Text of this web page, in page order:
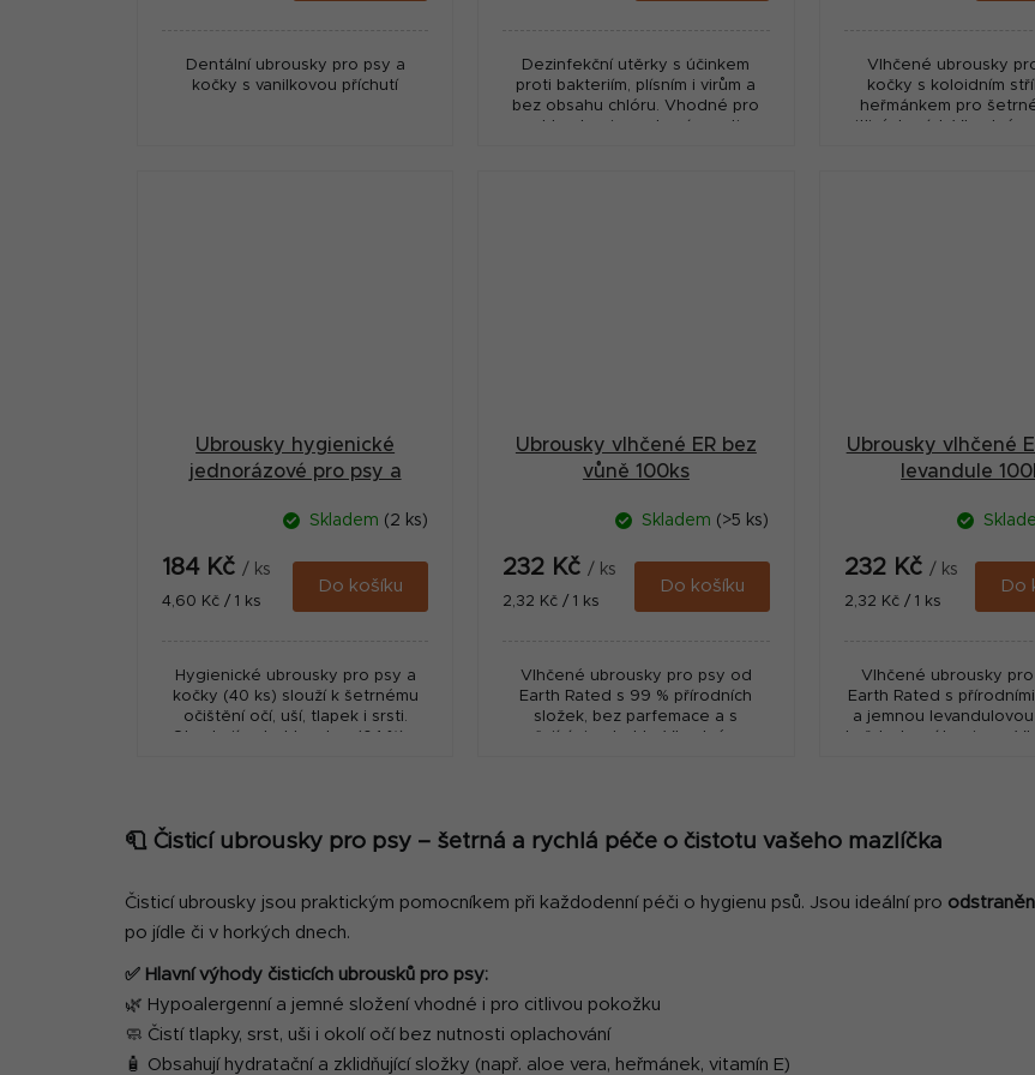
Dentální ubrousky pro psy a
kočky s vanilkovou příchutí
Dezinfekční utěrky s účinkem
proti bakteriím, plísním i virům a
bez obsahu chlóru. Vhodné pro
rychlou hygienu domácnosti s
Vlhčené ubrousky
kočky s koloidním
heřmánkem pro
citlivých míst. Vhodné
Ubrousky hygienické
jednorázové pro psy a
Skladem (2 ks)
184 Kč / ks
Měrná
4,60 Kč / 1 ks
Do košíku
Hygienické ubrousky pro psy a
kočky (40 ks) slouží k šetrnému
očištění očí, uší, tlapek i srsti.
Obsahují extrakt z aloe (0,1 %) a
Ubrousky vlhčené ER bez
vůně 100ks
Skladem (>5 ks)
232 Kč/ ks
Měrná
2,32 Kč / 1 ks
Do košíku
Vlhčené ubrousky pro psy od
Earth Rated s 99 % přírodních
složek, bez parfemace a s
pečujícími extrakty. Vhodné pro
Ubrousky vlhčené
levandule
232 Kč / ks
Měrná
2,32 Kč / 1 ks
Do
Vlhčené ubrousky
Earth Rated s
a jemnou
každodenní hygienu.
v
l
d
🧻 Čisticí ubrousky pro psy – šetrná a rychlá péče o čistotu vašeho mazlíčka
Čisticí ubrousky jsou praktickým pomocníkem při každodenní péči o hygienu psů. Jsou ideální pro
po jídle či v horkých dnech.
✅ Hlavní výhody čisticích ubrousků pro psy:
🌿 Hypoalergenní a jemné složení vhodné i pro citlivou pokožku
🧼 Čistí tlapky, srst, uši i okolí očí bez nutnosti oplachování
🧴 Obsahují hydratační a zklidňující složky (např. aloe vera, heřmánek, vitamín E)